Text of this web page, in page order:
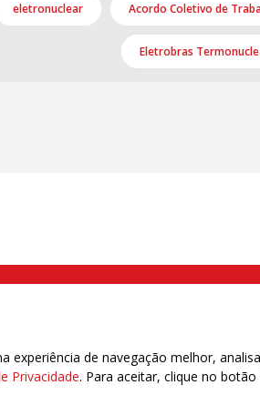
eletronuclear Acordo Coletivo de
Eletrobras
000 Brás, São Paulo/SP | Telefone (11) 2108
experiência de navegação melhor,
Privacidade. Para aceitar, clique no